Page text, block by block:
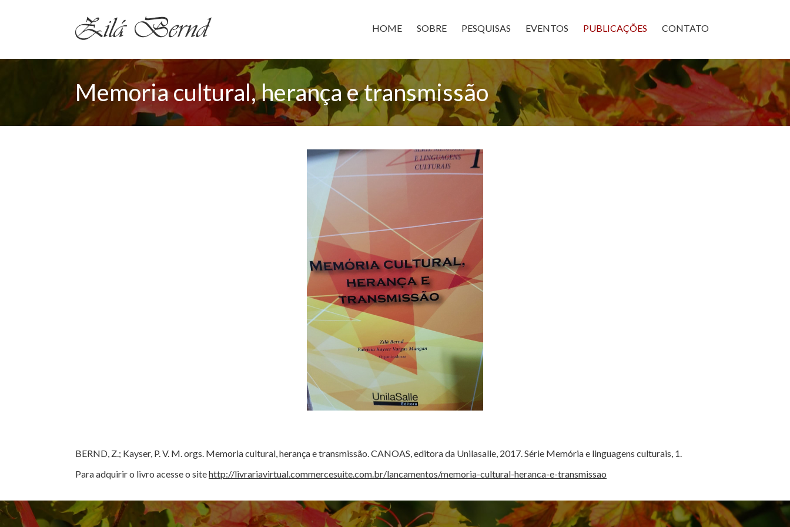
HOME SOBRE PESQUISAS EVENTOS PUBLICAÇÕES CONTATO
Memoria cultural, herança e transmissão
BERND, Z.; Kayser, P. V. M. orgs. Memoria cultural, herança e transmissão. CANOAS, editora da Unilasalle, 2017. Série Memória e linguagens culturais, 1.
Para adquirir o livro acesse o sitehttp://livrariavirtual.commercesuite.com.br/lancamentos/memoria-cultural-heranca-e-transmissao